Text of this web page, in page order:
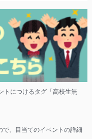
トにつけるタグ「高校生無
、目当てのイベントの詳細